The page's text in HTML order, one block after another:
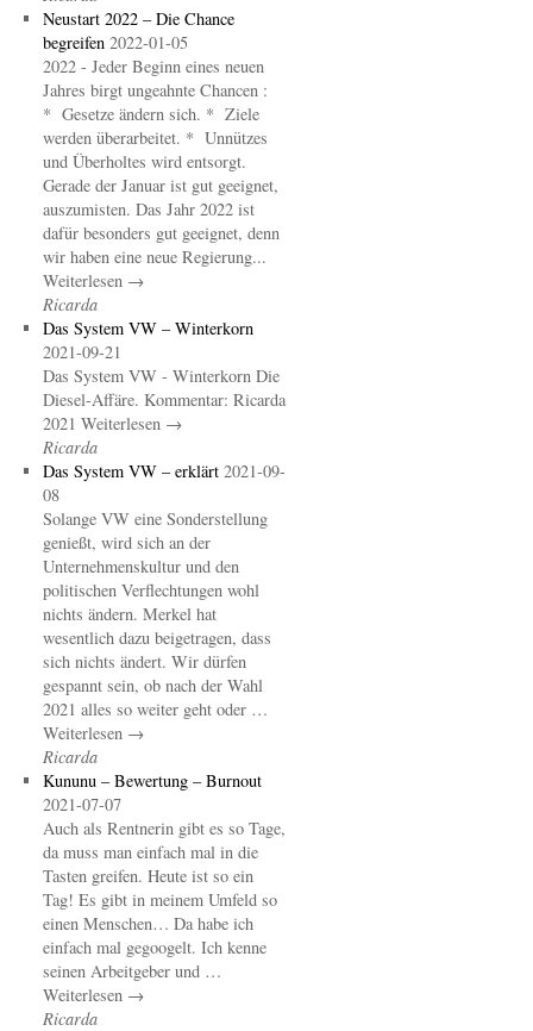
Neustart 2022 – Die Chance
begreifen 2022-01-05
2022 - Jeder Beginn eines neuen
Jahres birgt ungeahnte Chancen :
* Gesetze ändern sich. * Ziele
werden überarbeitet. * Unnützes
und Überholtes wird entsorgt.
Gerade der Januar ist gut geeignet,
auszumisten. Das Jahr 2022 ist
dafür besonders gut geeignet, denn
wir haben eine neue Regierung...
Weiterlesen →
Ricarda
Das System VW – Winterkorn
2021-09-21
Das System VW - Winterkorn Die
Diesel-Affäre. Kommentar: Ricarda
2021 Weiterlesen →
Ricarda
Das System VW – erklärt 2021-09-
08
Solange VW eine Sonderstellung
genießt, wird sich an der
Unternehmenskultur und den
politischen Verflechtungen wohl
nichts ändern. Merkel hat
wesentlich dazu beigetragen, dass
sich nichts ändert. Wir dürfen
gespannt sein, ob nach der Wahl
2021 alles so weiter geht oder …
Weiterlesen →
Ricarda
Kununu – Bewertung – Burnout
2021-07-07
Auch als Rentnerin gibt es so Tage,
da muss man einfach mal in die
Tasten greifen. Heute ist so ein
Tag! Es gibt in meinem Umfeld so
einen Menschen… Da habe ich
einfach mal gegoogelt. Ich kenne
seinen Arbeitgeber und …
Weiterlesen →
Ricarda